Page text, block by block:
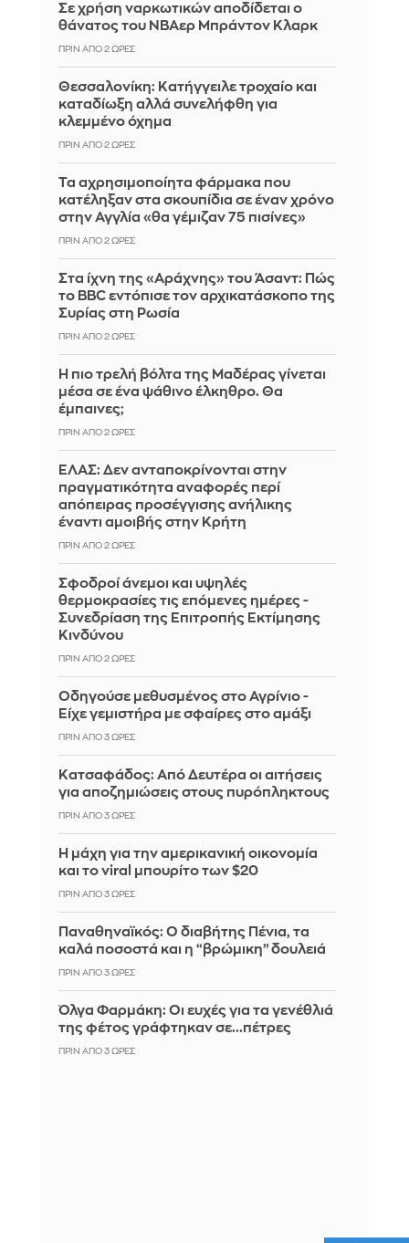
Σε χρήση ναρκωτικών αποδίδεται ο
θάνατος του ΝΒΑερ Μπράντον Κλαρκ
ΠΡΙΝ ΑΠΌ 2 ΏΡΕΣ
Θεσσαλονίκη: Κατήγγειλε τροχαίο και
καταδίωξη αλλά συνελήφθη για
κλεμμένο όχημα
ΠΡΙΝ ΑΠΌ 2 ΏΡΕΣ
Τα αχρησιμοποίητα φάρμακα που
κατέληξαν στα σκουπίδια σε έναν χρόνο
στην Αγγλία «θα γέμιζαν 75 πισίνες»
ΠΡΙΝ ΑΠΌ 2 ΏΡΕΣ
Στα ίχνη της «Αράχνης» του Άσαντ: Πώς
το BBC εντόπισε τον αρχικατάσκοπο της
Συρίας στη Ρωσία
ΠΡΙΝ ΑΠΌ 2 ΏΡΕΣ
Η πιο τρελή βόλτα της Μαδέρας γίνεται
μέσα σε ένα ψάθινο έλκηθρο. Θα
έμπαινες;
ΠΡΙΝ ΑΠΌ 2 ΏΡΕΣ
ΕΛΑΣ: Δεν ανταποκρίνονται στην
πραγματικότητα αναφορές περί
απόπειρας προσέγγισης ανήλικης
έναντι αμοιβής στην Κρήτη
ΠΡΙΝ ΑΠΌ 2 ΏΡΕΣ
Σφοδροί άνεμοι και υψηλές
θερμοκρασίες τις επόμενες ημέρες -
Συνεδρίαση της Επιτροπής Εκτίμησης
Κινδύνου
ΠΡΙΝ ΑΠΌ 2 ΏΡΕΣ
Οδηγούσε μεθυσμένος στο Αγρίνιο -
Είχε γεμιστήρα με σφαίρες στο αμάξι
ΠΡΙΝ ΑΠΌ 3 ΏΡΕΣ
Κατσαφάδος: Από Δευτέρα οι αιτήσεις
για αποζημιώσεις στους πυρόπληκτους
ΠΡΙΝ ΑΠΌ 3 ΏΡΕΣ
Η μάχη για την αμερικανική οικονομία
και το viral μπουρίτο των $20
ΠΡΙΝ ΑΠΌ 3 ΏΡΕΣ
Παναθηναϊκός: Ο διαβήτης Πένια, τα
καλά ποσοστά και η “βρώμικη” δουλειά
ΠΡΙΝ ΑΠΌ 3 ΏΡΕΣ
Όλγα Φαρμάκη: Οι ευχές για τα γενέθλιά
της φέτος γράφτηκαν σε...πέτρες
ΠΡΙΝ ΑΠΌ 3 ΏΡΕΣ